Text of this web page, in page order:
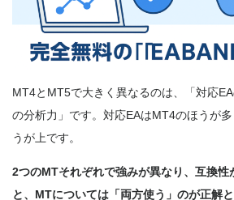
MT4とMT5で大きく異なるのは、「対応
の分析力」です。対応EAはMT4のほうが
うが上です。
2つのMTそれぞれで強みが異なり、互換性
と、MTについては「両方使う」のが正解